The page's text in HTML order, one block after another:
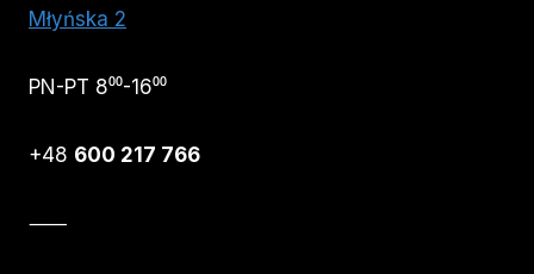
Młyńska 2
PN-PT 8⁰⁰-16⁰⁰
+48 600 217 766
⸺